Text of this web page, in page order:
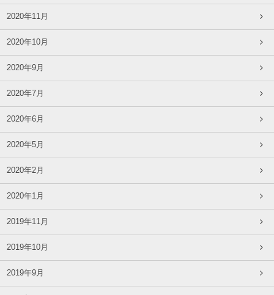
2020年11月
2020年10月
2020年9月
2020年7月
2020年6月
2020年5月
2020年2月
2020年1月
2019年11月
2019年10月
2019年9月